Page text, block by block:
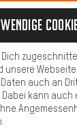
EN español
ES
Community
Allgemeine
hast du die
es dir erleichtern
wir eine
dass Du
Dich
unsere Webseite
auch an
kann auch